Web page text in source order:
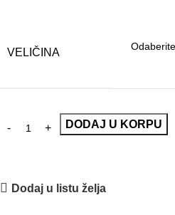
VELIČINA
DODAJ U KORPU
Dodaj u listu želja